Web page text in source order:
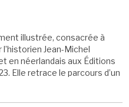
illustrée, consacrée à
Jean-Michel
en néerlandais aux Éditions
Elle retrace le parcours d’un